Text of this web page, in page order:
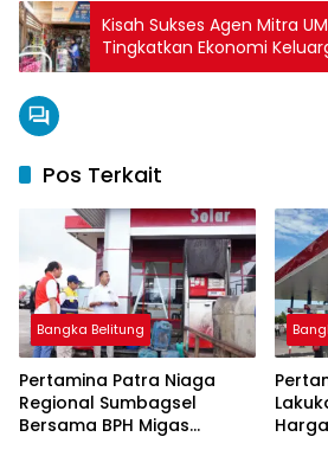
Kisah Sukses Agen Mitra
Tingkatkan Ekonomi
Sekolahkan Anak
Pos Terkait
Bangka Belitung
Pertamina Patra Niaga
Regional Sumbagsel
Bersama BPH Migas